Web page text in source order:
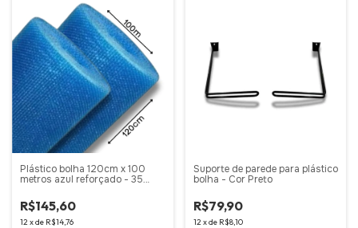
Plástico bolha 120cm x 100
metros azul reforçado - 35
R$145,60
12 xde R$14,76
Suporte de parede para plástico
bolha - Cor Preto
R$79,90
12 xde R$8,10